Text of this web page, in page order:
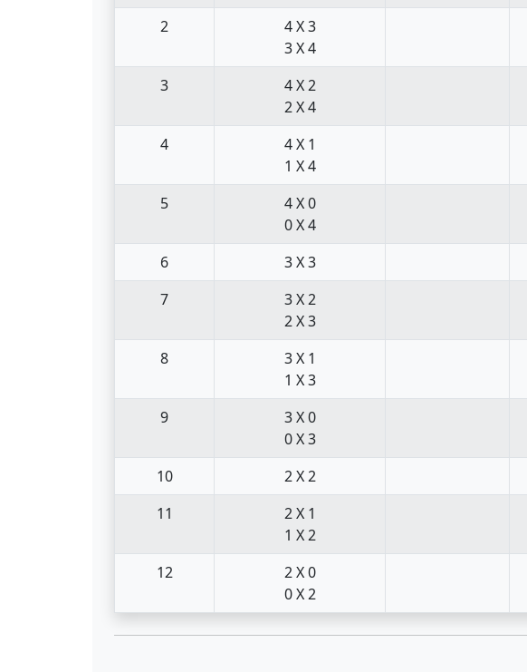
2
4 X 3
3 X 4
3
4 X 2
2 X 4
4
4 X 1
1 X 4
5
4 X 0
0 X 4
6 3 X 3
7
3 X 2
2 X 3
8
3 X 1
1 X 3
9
3 X 0
0 X 3
10 2 X 2
11
2 X 1
1 X 2
12
2 X 0
0 X 2